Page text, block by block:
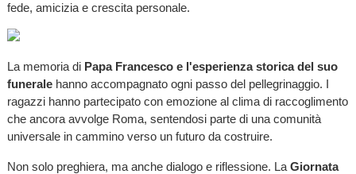
fede, amicizia e crescita personale.
La memoria di Papa Francesco e l'esperienza storica del suo
funerale hanno accompagnato ogni passo del pellegrinaggio. I
ragazzi hanno partecipato con emozione al clima di raccoglimento
che ancora avvolge Roma, sentendosi parte di una comunità
universale in cammino verso un futuro da costruire.
Non solo preghiera, ma anche dialogo e riflessione. La Giornata